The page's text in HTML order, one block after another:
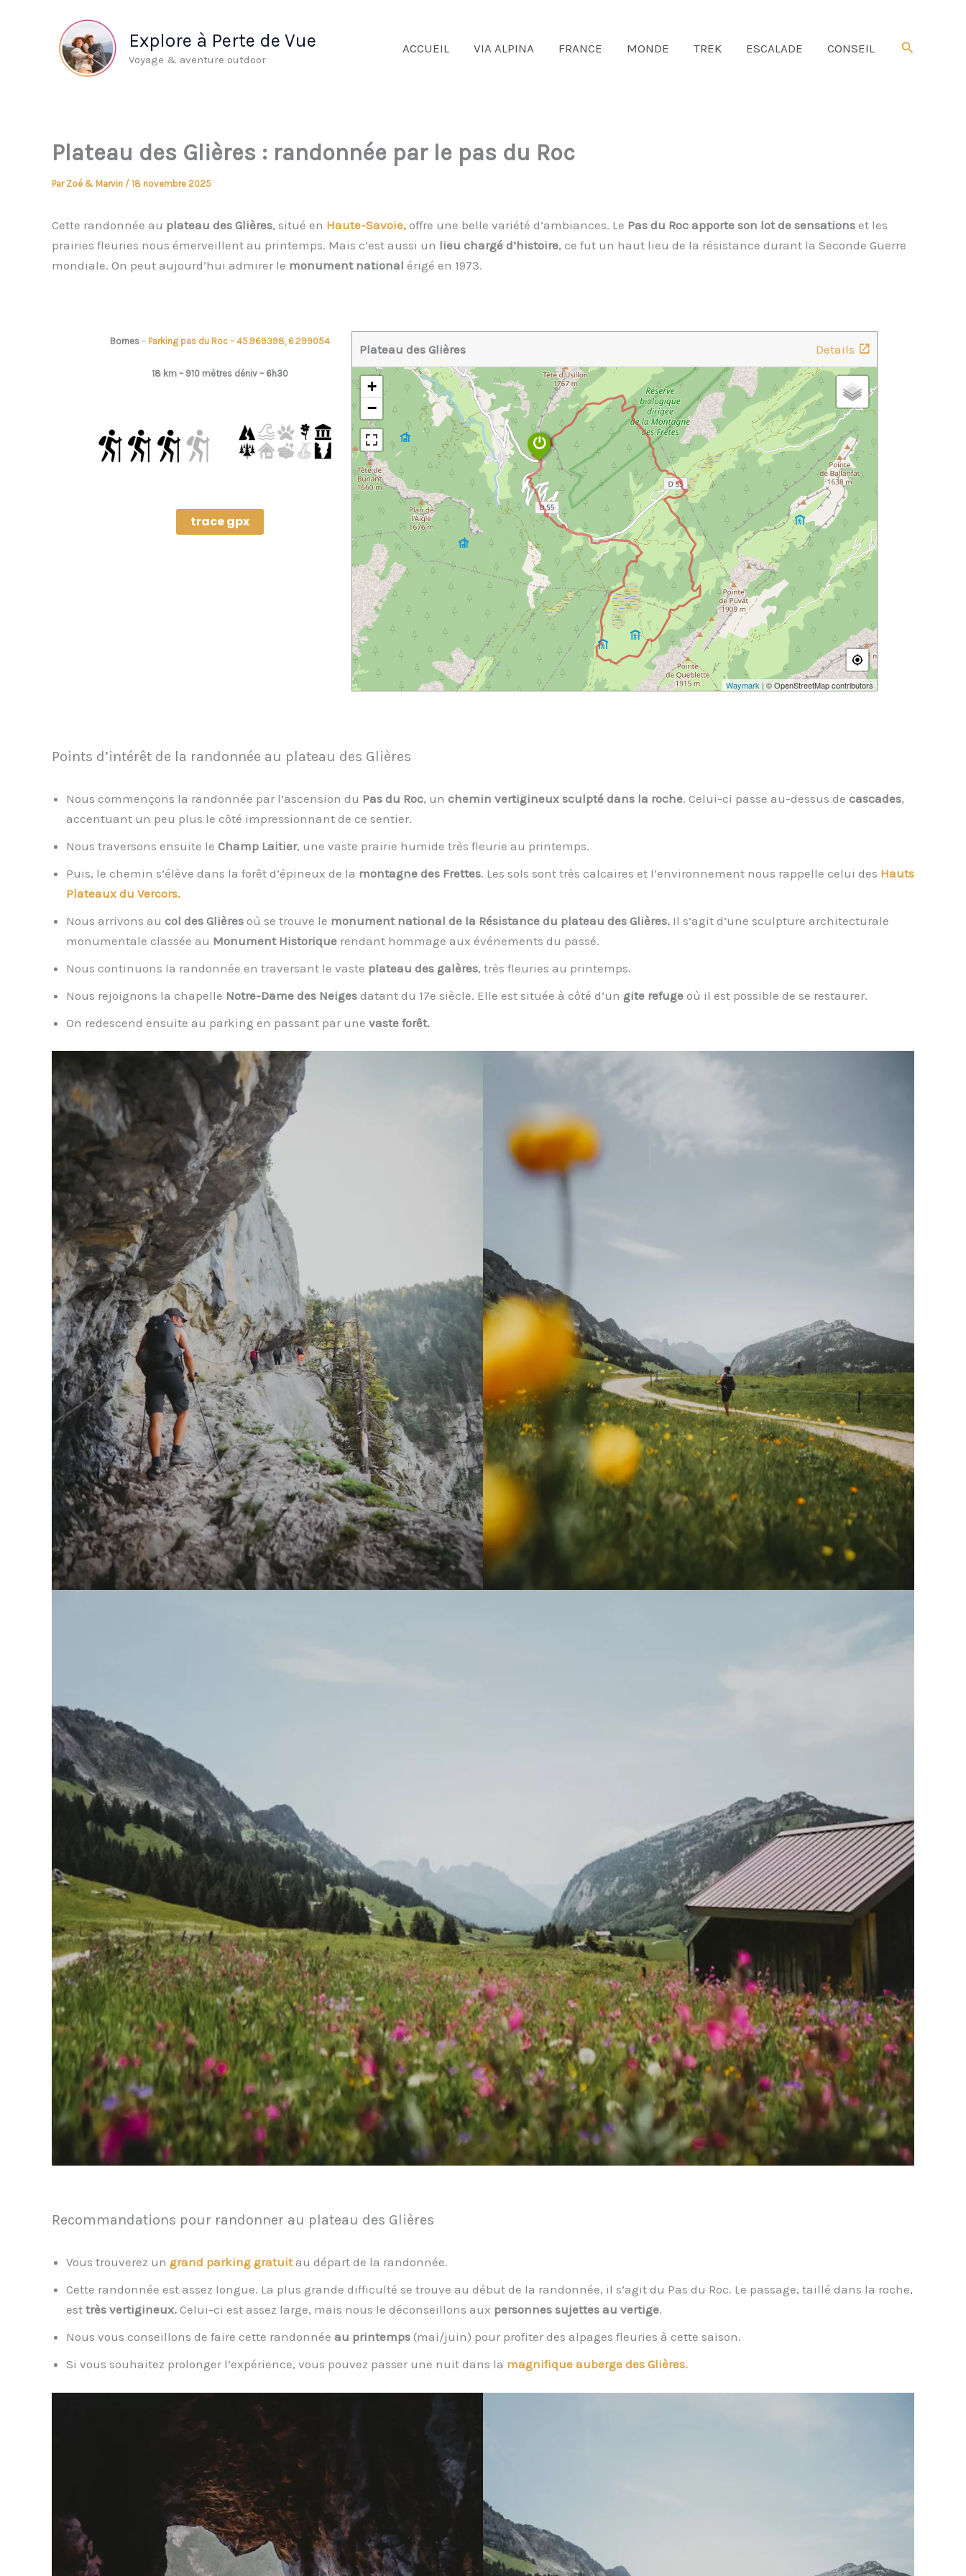
Explore à Perte de Vue
Voyage & aventure outdoor
ACCUEIL VIA ALPINA FRANCE MONDE TREK ESCALADE CONSEIL Rechercher
Plateau des Glières : randonnée par le pas du Roc
Par Zoé & Marvin / 18 novembre 2025
Cette randonnée au plateau des Glières, situé en Haute-Savoie, offre une belle variété d’ambiances. Le Pas du Roc apporte son lot de sensations et les
prairies fleuries nous émerveillent au printemps. Mais c’est aussi un lieu chargé d’histoire, ce fut un haut lieu de la résistance durant la Seconde Guerre
mondiale. On peut aujourd’hui admirer le monument national érigé en 1973.
Bornes – Parking pas du Roc – 45.969398, 6.299054
18 km – 910 mètres déniv – 6h30
trace gpx
Details
Plateau des Glières
+
−
Waymark | © OpenStreetMap contributors
Points d’intérêt de la randonnée au plateau des Glières
Nous commençons la randonnée par l’ascension du Pas du Roc, un chemin vertigineux sculpté dans la roche. Celui-ci passe au-dessus de cascades,
accentuant un peu plus le côté impressionnant de ce sentier.
Nous traversons ensuite le Champ Laitier, une vaste prairie humide très fleurie au printemps.
Puis, le chemin s’élève dans la forêt d’épineux de la montagne des Frettes. Les sols sont très calcaires et l’environnement nous rappelle celui des Hauts
Plateaux du Vercors.
Nous arrivons au col des Glières où se trouve le monument national de la Résistance du plateau des Glières. Il s’agit d’une sculpture architecturale
monumentale classée au Monument Historique rendant hommage aux événements du passé.
Nous continuons la randonnée en traversant le vaste plateau des galères, très fleuries au printemps.
Nous rejoignons la chapelle Notre-Dame des Neiges datant du 17e siècle. Elle est située à côté d’un gite refuge où il est possible de se restaurer.
On redescend ensuite au parking en passant par une vaste forêt.
Recommandations pour randonner au plateau des Glières
Vous trouverez un grand parking gratuitau départ de la randonnée.
Cette randonnée est assez longue. La plus grande difficulté se trouve au début de la randonnée, il s’agit du Pas du Roc. Le passage, taillé dans la roche,
est très vertigineux. Celui-ci est assez large, mais nous le déconseillons aux personnes sujettes au vertige.
Nous vous conseillons de faire cette randonnée au printemps (mai/juin) pour profiter des alpages fleuries à cette saison.
Si vous souhaitez prolonger l’expérience, vous pouvez passer une nuit dans la magnifique auberge des Glières.